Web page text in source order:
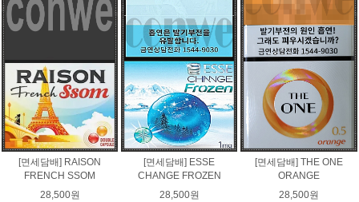
[면세담배] RAISON
FRENCH SSOM
28,500원
[면세담배] ESSE
CHANGE FROZEN
28,500원
[면세담배] THE ONE
ORANGE
28,500원